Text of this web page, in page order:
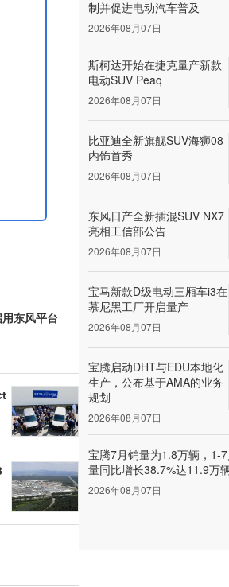
东风平台
制并促进电动汽车普及
2026年08月07日
斯柯达开始在捷克量产新款
电动SUV Peaq
2026年08月07日
比亚迪全新旗舰SUV海狮08
内饰首秀
2026年08月07日
东风日产全新插混SUV NX7
亮相工信部公告
2026年08月07日
宝马新款D级电动三厢车i3在
慕尼黑工厂开启量产
2026年08月07日
宝腾启动DHT与EDU本地化
生产，公布基于AMA的业务
规划
2026年08月07日
宝腾7月销量为1.8万辆，1-
量同比增长38.7%达11.9万
2026年08月07日